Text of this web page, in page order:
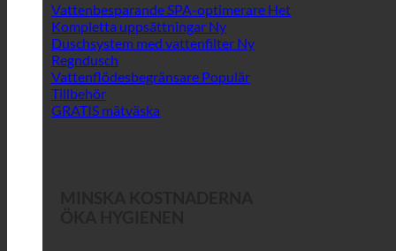
Vattenbesparande SPA-optimerare
Kompletta uppsättningar
Duschsystem med vattenfilter
Regndusch
Vattenflödesbegränsare
Tillbehör
GRATIS mätväska